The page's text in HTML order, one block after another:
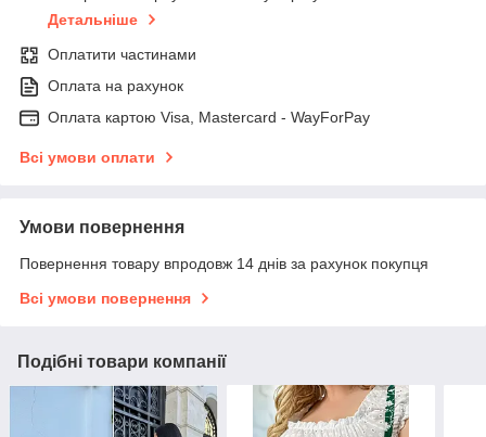
Детальніше
Оплатити частинами
Оплата на рахунок
Оплата картою Visa, Mastercard - WayForPay
Всі умови оплати
Умови повернення
Повернення товару впродовж 14 днів за рахунок покупця
Всі умови повернення
Подібні товари компанії